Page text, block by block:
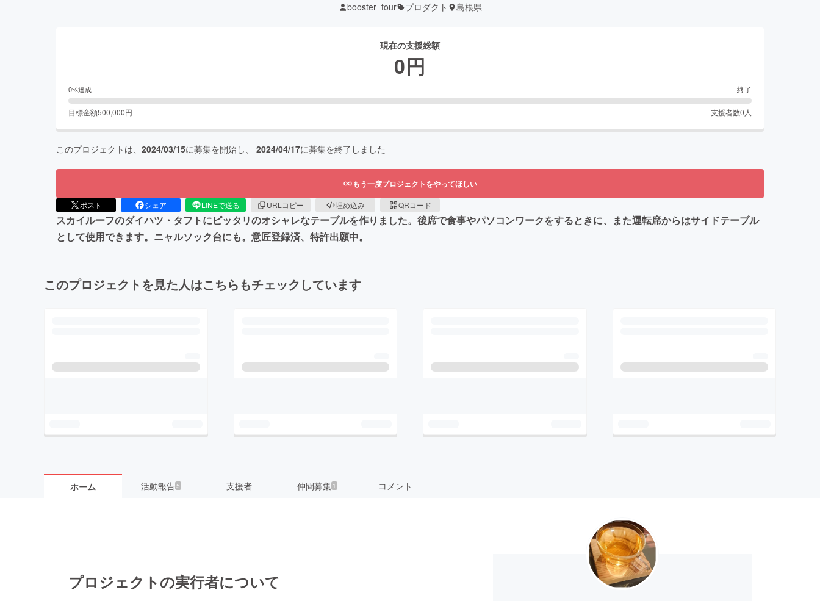
booster_tour プロダクト 島根県
現在の支援総額
0円
0%達成 終了
目標金額500,000円 支援者数0 人
このプロジェクトは、 2024/03/15に募集を開始し、 2024/04/17に募集を終了しました
もう一度プロジェクトをやってほしい
ポスト シェア LINEで送る URLコピー 埋め込み QRコード
スカイルーフのダイハツ・タフトにピッタリのオシャレなテーブルを作りました。後席で食事やパソコンワークをするときに、また運転席からはサイドテーブル
として使用できます。ニャルソック台にも。意匠登録済、特許出願中。
このプロジェクトを見た人はこちらもチェックしています
ホーム 活動報告5 支援者 仲間募集 1 コメント
プロジェクトの実行者について